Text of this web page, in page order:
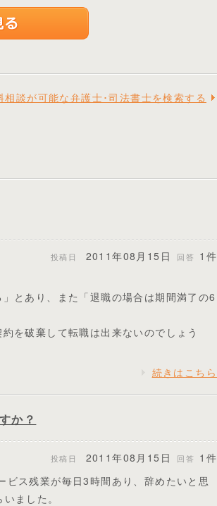
相談が可能な弁護士･司法書士を検索する
投稿日 2011年08月15日 回答
1件
とあり、また「退職の場合は期間満了の6
を破棄して転職は出来ないのでしょう
続きはこちら
か？
投稿日 2011年08月15日 回答
1件
ス残業が毎日3時間あり、辞めたいと思
ました。